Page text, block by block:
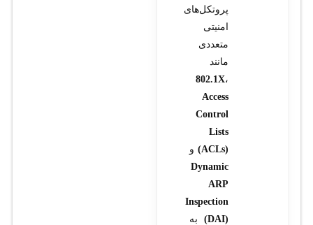
پروتکل‌های
امنیتی
متعددی
مانند
802.1X،
Access
Control
Lists
(ACLs)و
Dynamic
ARP
Inspection
(DAI)به